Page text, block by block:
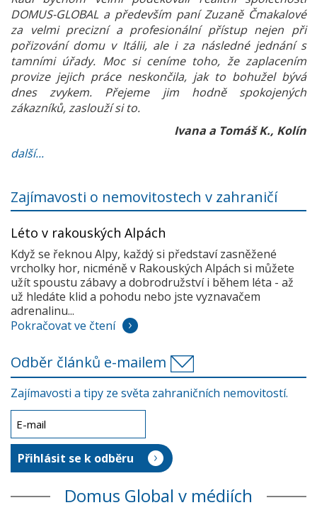
DOMUS-GLOBAL a především paní Zuzaně Čmakalové
za velmi precizní a profesionální přístup nejen při
pořizování domu v Itálii, ale i za následné jednání s
tamními úřady. Moc si ceníme toho, že zaplacením
provize jejich práce neskončila, jak to bohužel bývá
dnes zvykem. Přejeme jim hodně spokojených
zákazníků, zaslouží si to.
Ivana a Tomáš K., Kolín
další...
Zajímavosti o nemovitostech v zahraničí
Léto v rakouských Alpách
Když se řeknou Alpy, každý si představí zasněžené
vrcholky hor, nicméně v Rakouských Alpách si můžete
užít spoustu zábavy a dobrodružství i během léta - až
už hledáte klid a pohodu nebo jste vyznavačem
adrenalinu...
Pokračovat ve čtení
Odběr článků e-mailem
Zajímavosti a tipy ze světa zahraničních nemovitostí.
Domus Global v médiích